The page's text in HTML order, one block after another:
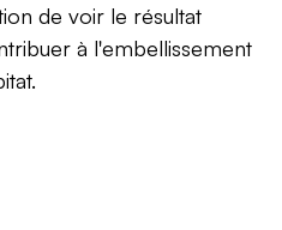
de voir le résultat
à l'embellissement